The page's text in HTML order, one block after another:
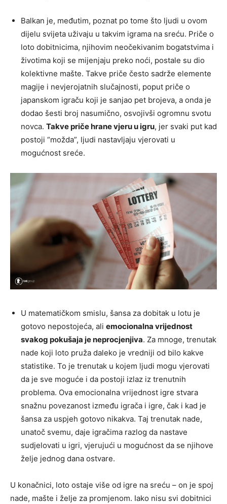
Balkan je, međutim, poznat po tome što ljudi u ovom
dijelu svijeta uživaju u takvim igrama na sreću. Priče o
loto dobitnicima, njihovim neočekivanim bogatstvima i
životima koji se mijenjaju preko noći, postale su dio
kolektivne mašte. Takve priče često sadrže elemente
magije i nevjerojatnih slučajnosti, poput priče o
japanskom igraču koji je sanjao pet brojeva, a onda je
dodao šesti broj nasumično, osvojivši ogromnu svotu
novca. Takve priče hrane vjeru u igru, jer svaki put kad
postoji “možda”, ljudi nastavljaju vjerovati u
mogućnost sreće.
U matematičkom smislu, šansa za dobitak u lotu je
gotovo nepostojeća, ali emocionalna vrijednost
svakog pokušaja je neprocjenjiva. Za mnoge, trenutak
nade koji loto pruža daleko je vredniji od bilo kakve
statistike. To je trenutak u kojem ljudi mogu vjerovati
da je sve moguće i da postoji izlaz iz trenutnih
problema. Ova emocionalna vrijednost igre stvara
snažnu povezanost između igrača i igre, čak i kad je
šansa za uspjeh gotovo nikakva. Taj trenutak nade,
unatoč svemu, daje igračima razlog da nastave
sudjelovati u igri, vjerujući u mogućnost da se njihove
želje jednog dana ostvare.
U konačnici, loto ostaje više od igre na sreću – on je spoj
nade, mašte i želje za promjenom. Iako nisu svi dobitnici